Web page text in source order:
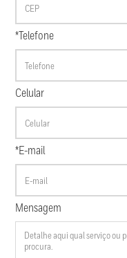
*Telefone
Celular
*E-mail
Mensagem